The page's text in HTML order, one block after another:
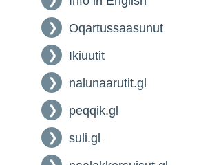
Oqartussaasunut
Ikiuutit
nalunaarutit.gl
peqqik.gl
suli.gl